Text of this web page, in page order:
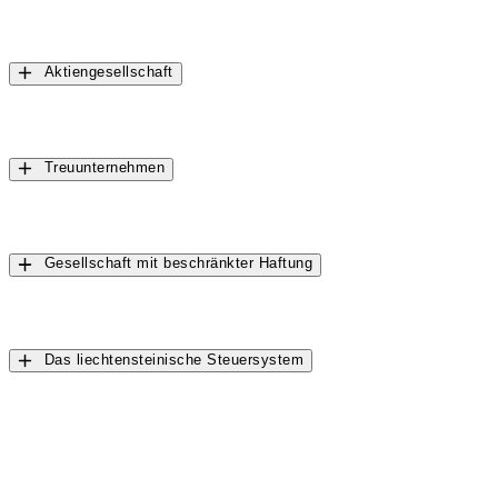
Aktiengesellschaft
Treuunternehmen
Gesellschaft mit beschränkter Haftung
Das liechtensteinische Steuersystem